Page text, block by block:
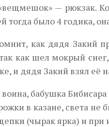
— рюкзак.
тогда было 4 годика,
как дядя Закий
как шел мокрый
и дядя Закий взял её
бабушка
в казане, света
(чырак ярка) и при